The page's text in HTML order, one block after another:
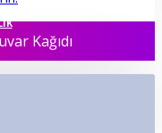
Kağıdı